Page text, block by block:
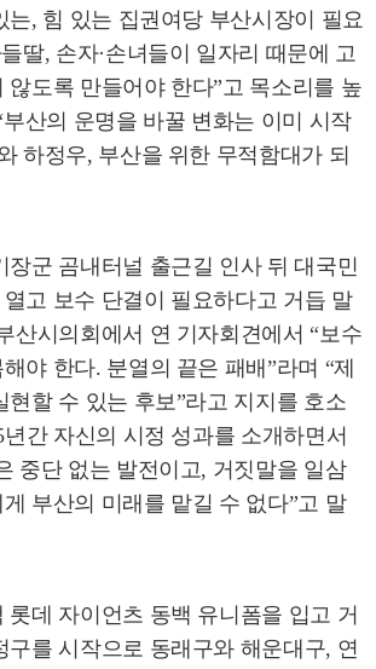
는, 힘 있는 집권여당 부산시장이 필요
딸, 손자·손녀들이 일자리 때문에 고
않도록 만들어야 한다”고 목소리를 높
산의 운명을 바꿀 변화는 이미 시작
하정우, 부산을 위한 무적함대가 되
장군 곰내터널 출근길 인사 뒤 대국민
고 보수 단결이 필요하다고 거듭 말
산시의회에서 연 기자회견에서 “보수
야 한다. 분열의 끝은 패배”라며 “제
현할 수 있는 후보”라고 지지를 호소
간 자신의 시정 성과를 소개하면서
중단 없는 발전이고, 거짓말을 일삼
부산의 미래를 맡길 수 없다”고 말
롯데 자이언츠 동백 유니폼을 입고 거
구를 시작으로 동래구와 해운대구, 연